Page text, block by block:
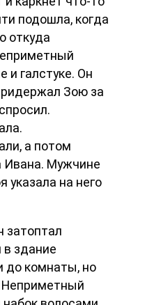
подошла, когда
откуда
и галстуке. Он
Зою за
а потом
Ивана. Мужчине
указала на него
затоптал
в здание
до комнаты, но
Неприметный